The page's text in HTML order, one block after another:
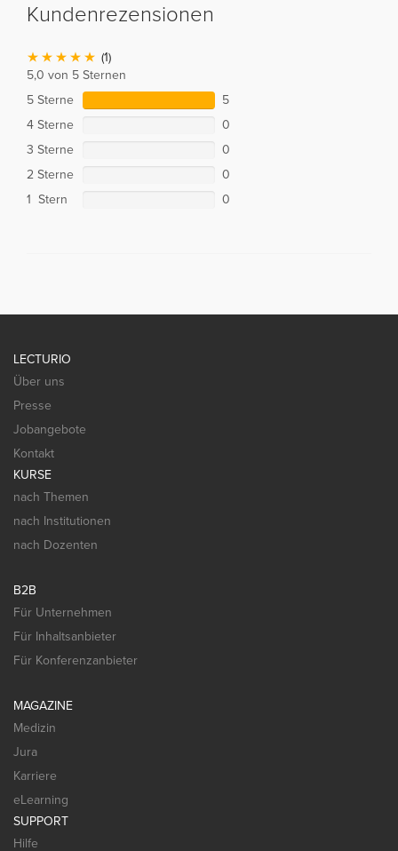
Kundenrezensionen
(1)
5,0 von 5 Sternen
5 Sterne
5
4 Sterne
0
3 Sterne
0
2 Sterne
0
1 Stern
0
LECTURIO
Über uns
Presse
Jobangebote
Kontakt
KURSE
nach Themen
nach Institutionen
nach Dozenten
B2B
Für Unternehmen
Für Inhaltsanbieter
Für Konferenzanbieter
MAGAZINE
Medizin
Jura
Karriere
eLearning
SUPPORT
Hilfe